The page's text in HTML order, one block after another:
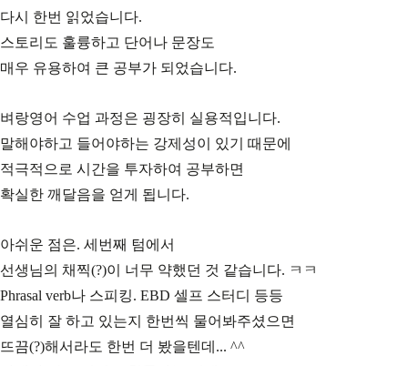
다시 한번 읽었습니다.
스토리도 훌륭하고 단어나 문장도
매우 유용하여 큰 공부가 되었습니다.
벼랑영어 수업 과정은 굉장히 실용적입니다.
말해야하고 들어야하는 강제성이 있기 때문에
적극적으로 시간을 투자하여 공부하면
확실한 깨달음을 얻게 됩니다.
아쉬운 점은. 세번째 텀에서
선생님의 채찍(?)이 너무 약했던 것 같습니다. ㅋㅋ
Phrasal verb나 스피킹. EBD 셀프 스터디 등등
열심히 잘 하고 있는지 한번씩 물어봐주셨으면
뜨끔(?)해서라도 한번 더 봤을텐데... ^^